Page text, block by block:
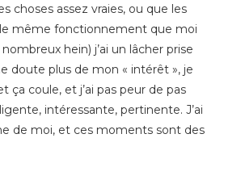
choses assez vraies, ou que les
même fonctionnement que moi
hein) j’ai un lâcher prise
doute plus de mon « intérêt », je
ça coule, et j’ai pas peur de pas
intéressante, pertinente. J’ai
de moi, et ces moments sont des